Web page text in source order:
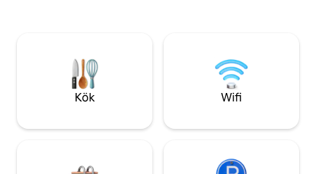
restaurerade, med tre sovrum med
dubbelsäng, parkering 50 m och
butiker/bageri/taverna 200 m.
comfort for an
Kök Wifi